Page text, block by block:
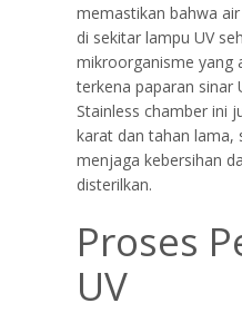
memastikan bahwa
di sekitar lampu UV
mikroorganisme yang
terkena paparan sinar
Stainless chamber ini
karat dan tahan lama,
menjaga kebersihan
disterilkan.
Proses
UV